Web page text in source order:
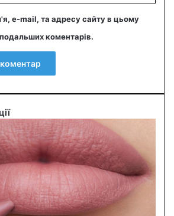
e-mail, та адресу сайту в цьому
коментарів.